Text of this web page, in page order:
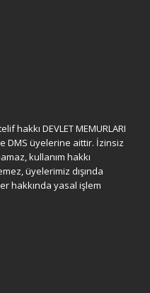
hakkı DEVLET MEMURLARI
DMS üyelerine aittir. İzinsiz
kullanım hakkı
üyelerimiz dışında
hakkında yasal işlem